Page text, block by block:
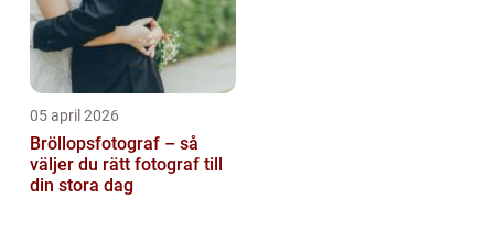
05 april 2026
Bröllopsfotograf – så
väljer du rätt fotograf till
din stora dag